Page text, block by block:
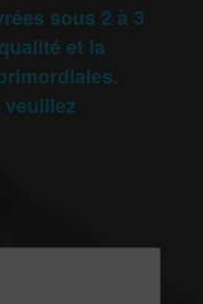
sous 2 à 3
et la